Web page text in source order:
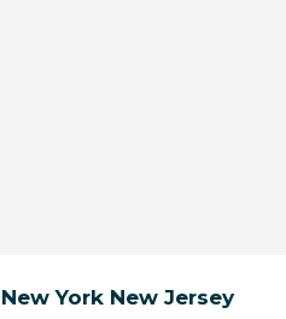
New York New Jersey